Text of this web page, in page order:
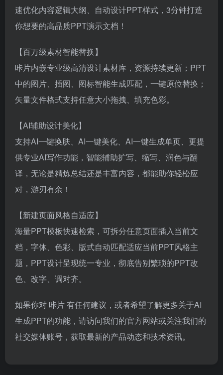
速优化内容逻辑大纲、自动设计PPT样式，3分钟打造
你想要的高品质PPT演示文档！
【百万级素材智能替换】
咔片内嵌专业级高清设计素材库，资源持续更新；PPT
中的图片、插图、图标智能生成匹配，一键原位替换；
矢量文件格式支持任意大小拖拽、填充色彩。
【AI辅助设计美化】
支持AI一键换肤、AI一键美化、AI一键生成单页、更提
供专业AI写作功能，智能辅助扩写、缩写、润色与翻
译，无论是精炼总结还是丰富内容，都能助你轻松应
对，游刃有余！
【新建页面风格自适应】
海量PPT模板快速检索，可拆分任意页面插入当前文
档，字体、色彩、版式自动匹配适应当前PPT风格主
题，PPT设计呈现统一专业，彻底告别繁琐的PPT改
色、改字、调对齐。
如果你对 咔片 有任何建议，或者希望了解更多关于AI
生成PPT的功能，请访问我们的官方网站或关注我们的
社交媒体账号，获取最新的产品动态和技术资讯。